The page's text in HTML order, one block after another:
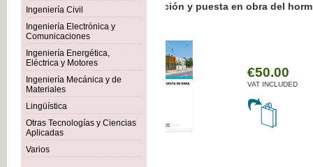
Ingeniería Civil
Ingeniería Electrónica y
Comunicaciones
Ingeniería Energética,
Eléctrica y Motores
Ingeniería Mecánica y de
Materiales
Lingüística
Otras Tecnologías y Ciencias
Aplicadas
Varios
Botánica Agroalimentaria
VAT